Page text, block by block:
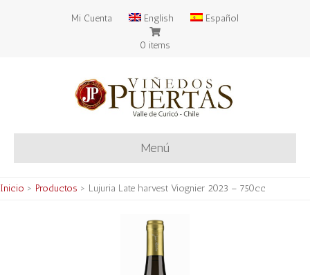
Mi Cuenta English Español
0 items
Menú
Inicio > Productos > Lujuria Late harvest Viognier 2023 – 750cc